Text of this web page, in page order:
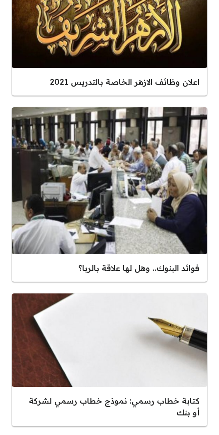
اعلان وظائف الازهر الخاصة بالتدريس 2021
فوائد البنوك.. وهل لها علاقة بالربا؟
كتابة خطاب رسمي: نموذج خطاب رسمي لشركة
أو بنك